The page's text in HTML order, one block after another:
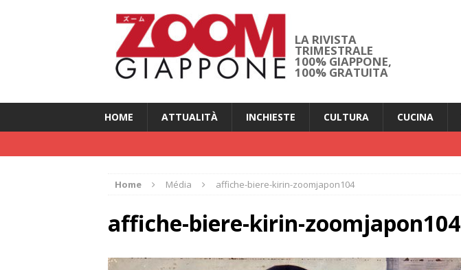
LA RIVISTA
TRIMESTRALE
100% GIAPPONE,
100% GRATUITA
HOME ATTUALITÀ INCHIESTE CULTURA CUCINA
Home Média affiche-biere-kirin-zoomjapon104
affiche-biere-kirin-zoomjapon104